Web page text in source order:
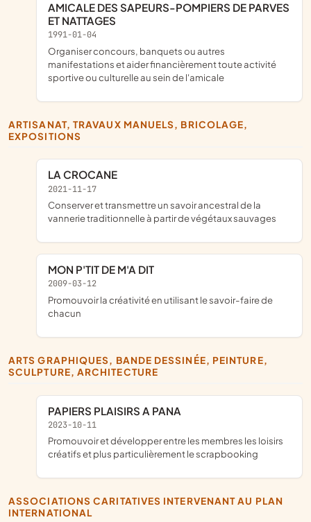
AMICALE DES SAPEURS-POMPIERS DE PARVES
ET NATTAGES
1991-01-04
organiser concours, banquets ou autres
manifestations et aider financièrement toute activité
sportive ou culturelle au sein de l'amicale
ARTISANAT, TRAVAUX MANUELS, BRICOLAGE,
EXPOSITIONS
LA CROCANE
2021-11-17
conserver et transmettre un savoir ancestral de la
vannerie traditionnelle à partir de végétaux sauvages
MON P'TIT DE M'A DIT
2009-03-12
promouvoir la créativité en utilisant le savoir-faire de
chacun
ARTS GRAPHIQUES, BANDE DESSINÉE, PEINTURE,
SCULPTURE, ARCHITECTURE
PAPIERS PLAISIRS A PANA
2023-10-11
promouvoir et développer entre les membres les loisirs
créatifs et plus particulièrement le scrapbooking
ASSOCIATIONS CARITATIVES INTERVENANT AU PLAN
INTERNATIONAL